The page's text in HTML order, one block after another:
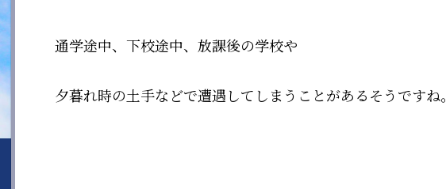
通学途中、下校途中、放課後の学校や
夕暮れ時の土手などで遭遇してしまうことがあるそうですね。